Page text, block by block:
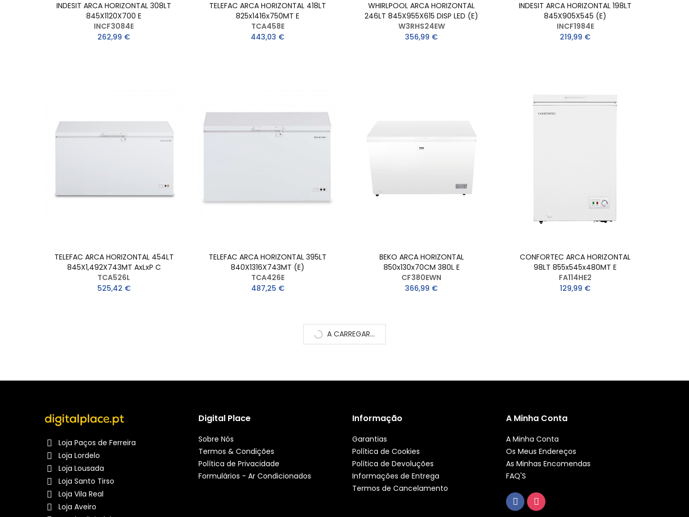
INDESIT ARCA HORIZONTAL 308LT
845X1120X700 E
INCF3084E
262,99 €
TELEFAC ARCA HORIZONTAL 418LT
825x1416x750MT E
TCA458E
443,03 €
WHIRLPOOL ARCA HORIZONTAL
246LT 845X955X615 DISP LED (E)
W3RHS24EW
356,99 €
INDESIT ARCA HORIZONTAL 198LT
845X905X545 (E)
INCF1984E
219,99 €
TELEFAC ARCA HORIZONTAL 454LT
845X1,492X743MT AxLxP C
TCA526L
525,42 €
TELEFAC ARCA HORIZONTAL 395LT
840X1316X743MT (E)
TCA426E
487,25 €
BEKO ARCA HORIZONTAL
850x130x70CM 380L E
CF380EWN
366,99 €
CONFORTEC ARCA HORIZONTAL
98LT 855x545x480MT E
FA114HE2
129,99 €
A CARREGAR...
Loja Paços de Ferreira
Loja Lordelo
Loja Lousada
Loja Santo Tirso
Loja Vila Real
Loja Aveiro
Digital Place
Sobre Nós
Termos & Condições
Política de Privacidade
Formulários - Ar Condicionados
Informação
Garantias
Política de Cookies
Política de Devoluções
Informações de Entrega
Termos de Cancelamento
A Minha Conta
A Minha Conta
Os Meus Endereços
As Minhas Encomendas
FAQ'S